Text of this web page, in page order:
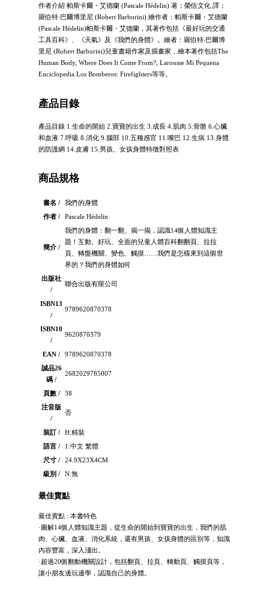
作者介紹 帕斯卡爾・艾德蘭 (Pascale Hédelin) 著；榮信文化 譯；
羅伯特‧巴爾博里尼 (Robert Barborini) 繪作者：帕斯卡爾・艾德蘭
(Pascale Hédelin)帕斯卡爾・艾德蘭，其著作包括《最好玩的交通
工具百科》、《天氣》及《我們的身體》。繪者：羅伯特‧巴爾博
里尼 (Robert Barborini)兒童書籍作家及插畫家，繪本著作包括The
Human Body, Where Does It Come From?, Larousse Mi Pequena
Enciclopedia Los Bomberos: Firefighters等等。
產品目錄
產品目錄 1.生命的開始 2.寶寶的出生 3.成長 4.肌肉 5.骨骼 6.心臟
和血液 7.呼吸 8.消化 9.腦部 10.五種感官 11.嘴巴 12.生病 13.身體
的防護網 14.皮膚 15.男孩、女孩身體特徵對照表
商品規格
書名 /
我們的身體
作者 /
Pascale Hédelin
簡介 /
我們的身體：翻一翻、揭一揭，認識14個人體知識主
題！互動、好玩、全面的兒童人體百科翻翻頁、拉拉
頁、轉盤機關、變色、觸摸……我們是怎樣來到這個世
界的？我們的身體如何
出版社
/
聯合出版有限公司
ISBN13
/
9789620870378
ISBN10
/
9620870379
EAN /
9789620870378
誠品26
碼 /
2682029785007
頁數 /
38
注音版
/
否
裝訂 /
H:精裝
語言 /
1:中文 繁體
尺寸 /
24.9X23X4CM
級別 /
N:無
最佳賣點
最佳賣點 : 本書特色
·圖解14個人體知識主題，從生命的開始到寶寶的出生，我們的肌
肉、心臟、血液、消化系統，還有男孩、女孩身體的區別等，知識
內容豐富，深入淺出。
·超過20個翻動機關設計，包括翻頁、拉頁、轉動頁、觸摸頁等，
讓小朋友邊玩邊學，認識自己的身體。